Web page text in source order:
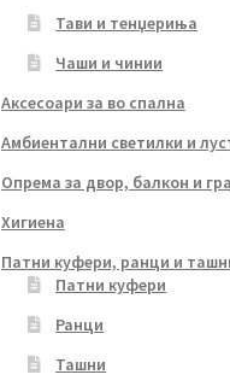
Тави и тенџериња
Чаши и чинии
Аксесоари за во спална
Амбиентални светилки и
Опрема за двор, балкон и
Хигиена
Патни куфери, ранци и
Патни куфери
Ранци
Ташни